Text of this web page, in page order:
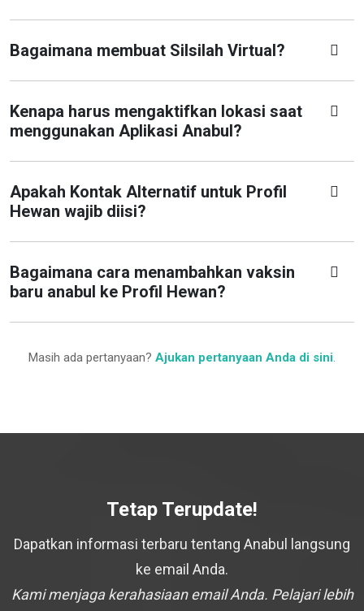
Bagaimana membuat Silsilah Virtual?
Kenapa harus mengaktifkan lokasi saat
menggunakan Aplikasi Anabul?
Apakah Kontak Alternatif untuk Profil
Hewan wajib diisi?
Bagaimana cara menambahkan vaksin
baru anabul ke Profil Hewan?
Masih ada pertanyaan? Ajukan pertanyaan Anda di sini.
Tetap Terupdate!
Dapatkan informasi terbaru tentang Anabul langsung
ke email Anda.
Kami menjaga kerahasiaan email Anda. Pelajari lebih